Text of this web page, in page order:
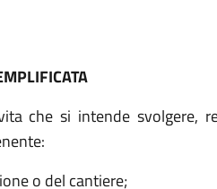
che si intende svolgere,
o del cantiere;